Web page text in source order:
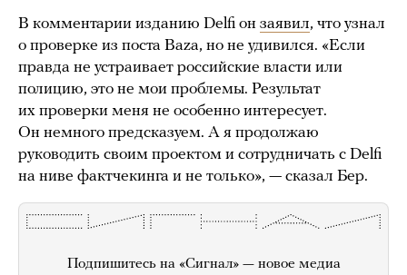
В комментарии изданию Delfi он заявил, что узнал
о проверке из поста Baza, но не удивился. «Если
правда не устраивает российские власти или
полицию, это не мои проблемы. Результат
их проверки меня не особенно интересует.
Он немного предсказуем. А я продолжаю
руководить своим проектом и сотрудничать с Delfi
на ниве фактчекинга и не только», — сказал Бер.
Подпишитесь на «Сигнал» — новое медиа